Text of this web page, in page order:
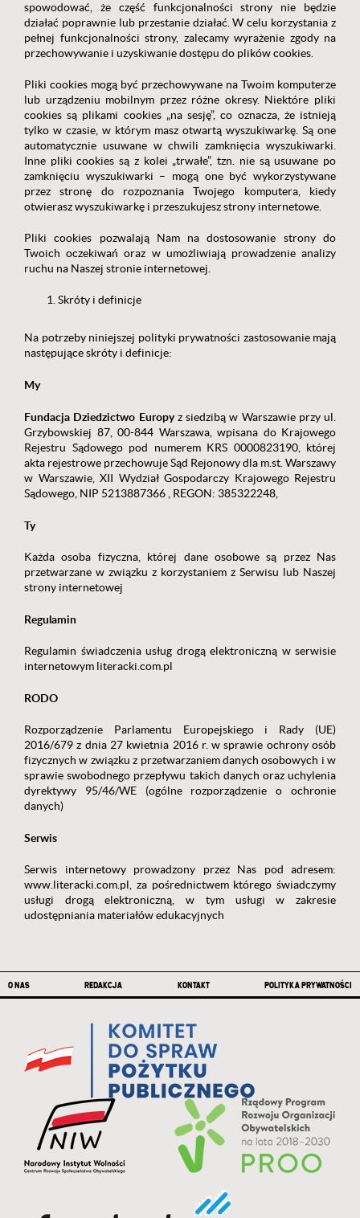
spowodować, że część funkcjonalności strony nie będzie
działać poprawnie lub przestanie działać. W celu korzystania z
pełnej funkcjonalności strony, zalecamy wyrażenie zgody na
przechowywanie i uzyskiwanie dostępu do plików cookies.
Pliki cookies mogą być przechowywane na Twoim komputerze
lub urządzeniu mobilnym przez różne okresy. Niektóre pliki
cookies są plikami cookies „na sesję”, co oznacza, że istnieją
tylko w czasie, w którym masz otwartą wyszukiwarkę. Są one
automatycznie usuwane w chwili zamknięcia wyszukiwarki.
Inne pliki cookies są z kolei „trwałe”, tzn. nie są usuwane po
zamknięciu wyszukiwarki – mogą one być wykorzystywane
przez stronę do rozpoznania Twojego komputera, kiedy
otwierasz wyszukiwarkę i przeszukujesz strony internetowe.
Pliki cookies pozwalają Nam na dostosowanie strony do
Twoich oczekiwań oraz w umożliwiają prowadzenie analizy
ruchu na Naszej stronie internetowej.
Skróty i definicje
Na potrzeby niniejszej polityki prywatności zastosowanie mają
następujące skróty i definicje:
My
Fundacja Dziedzictwo Europyz siedzibą w Warszawie przy ul.
Grzybowskiej 87, 00-844 Warszawa, wpisana do Krajowego
Rejestru Sądowego pod numerem KRS 0000823190, której
akta rejestrowe przechowuje Sąd Rejonowy dla m.st. Warszawy
w Warszawie, XII Wydział Gospodarczy Krajowego Rejestru
Sądowego, NIP 5213887366 , REGON: 385322248,
Ty
Każda osoba fizyczna, której dane osobowe są przez Nas
przetwarzane w związku z korzystaniem z Serwisu lub Naszej
strony internetowej
Regulamin
Regulamin świadczenia usług drogą elektroniczną w serwisie
internetowym literacki.com.pl
RODO
Rozporządzenie Parlamentu Europejskiego i Rady (UE)
2016/679 z dnia 27 kwietnia 2016 r. w sprawie ochrony osób
fizycznych w związku z przetwarzaniem danych osobowych i w
sprawie swobodnego przepływu takich danych oraz uchylenia
dyrektywy 95/46/WE (ogólne rozporządzenie o ochronie
danych)
Serwis
Serwis internetowy prowadzony przez Nas pod adresem:
www.literacki.com.pl, za pośrednictwem którego świadczymy
usługi drogą elektroniczną, w tym usługi w zakresie
udostępniania materiałów edukacyjnych
Stopka
O NAS REDAKCJA KONTAKT POLITYKA PRYWATNOŚCI